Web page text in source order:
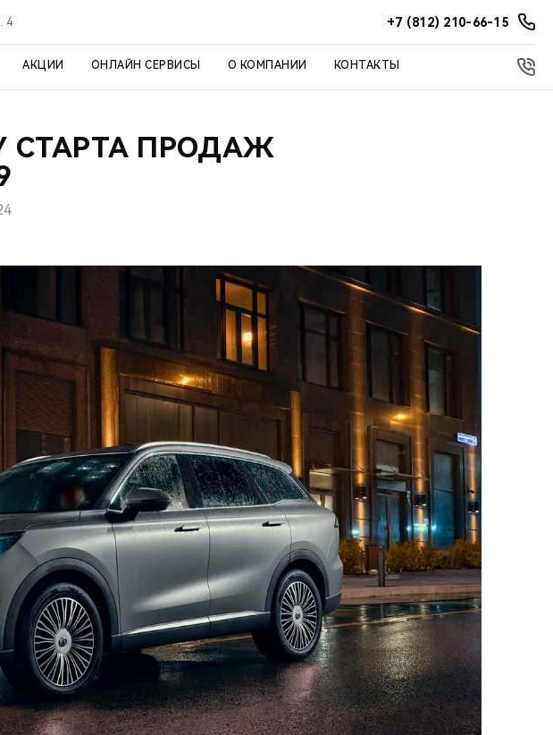
4 +7 (812) 210-66-15
АКЦИИ ОНЛАЙН СЕРВИСЫ О КОМПАНИИ КОНТАКТЫ
СТАРТА ПРОДАЖ